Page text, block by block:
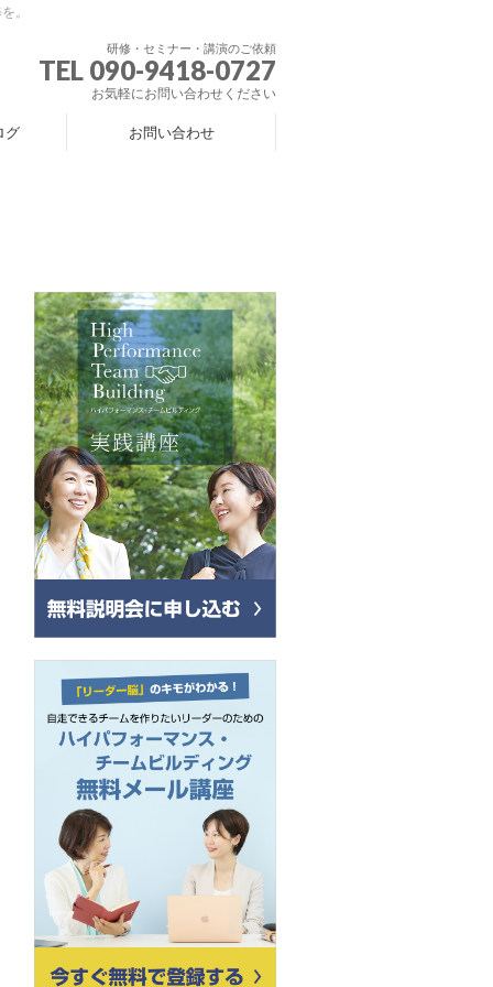
。
研修・セミナー・講演のご依頼
TEL 090-9418-0727
お気軽にお問い合わせください
グ お問い合わせ